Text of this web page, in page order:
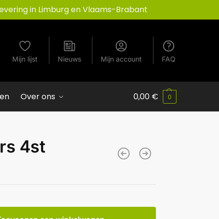
in Limburg en Vlaams-Brabant
Mijn lijst Nieuws Mijn account FAQ
Over ons 0,00 € 0
4st